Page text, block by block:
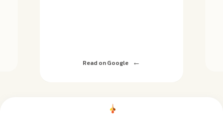
Read on Google